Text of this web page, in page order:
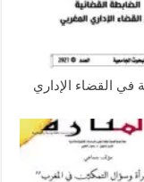
في القضاء الإداري